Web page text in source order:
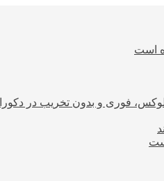
است
لوکس، فوری و بدون تخریب در